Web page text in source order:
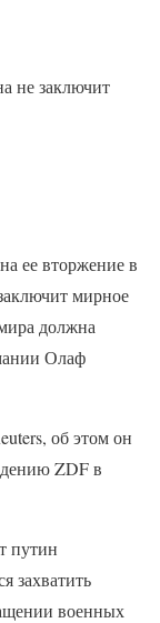
не заключит
ее вторжение в
мирное
должна
Олаф
об этом он
ZDF в
путин
захватить
военных